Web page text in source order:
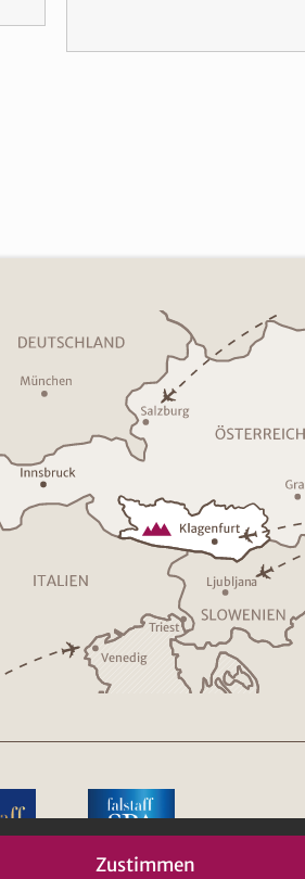
Ljubljana
Triest
Venedig
Zustimmen